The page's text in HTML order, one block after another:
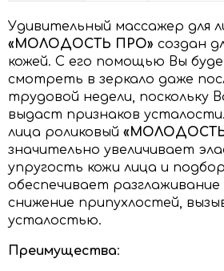
Удивительный массажер для
«МОЛОДОСТЬ ПРО» создан
кожей. С его помощью Вы
смотреть в зеркало даже
трудовой недели, поскольку
выдаст признаков
лица роликовый
значительно увеличивает
упругость кожи лица и
обеспечивает
снижение припухлостей,
усталостью.
Преимущества: